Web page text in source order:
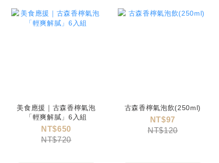
美食應援｜古森香檸氣泡
「輕爽解膩」6入組
NT$650
NT$720
古森香檸氣泡飲(250ml)
NT$97
NT$120